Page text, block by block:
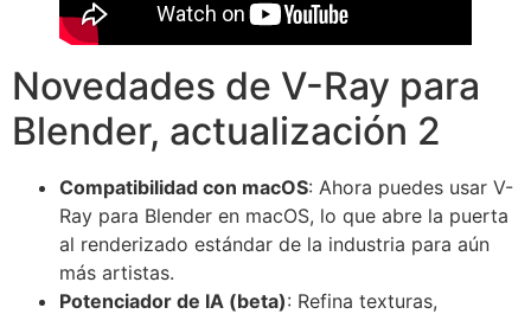
Novedades de V-Ray para
Blender, actualización 2
Compatibilidad con macOS: Ahora puedes usar V-
Ray para Blender en macOS, lo que abre la puerta
al renderizado estándar de la industria para aún
más artistas.
Potenciador de IA (beta): Refina texturas,